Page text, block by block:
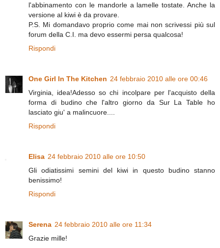
l'abbinamento con le mandorle a lamelle tostate. Anche la
versione al kiwi è da provare.
P.S. Mi domandavo proprio come mai non scrivessi più sul
forum della C.I. ma devo essermi persa qualcosa!
Rispondi
One Girl In The Kitchen 24 febbraio 2010 alle ore 00:46
Virginia, idea!Adesso so chi incolpare per l'acquisto della
forma di budino che l'altro giorno da Sur La Table ho
lasciato giu' a malincuore....
Rispondi
Elisa 24 febbraio 2010 alle ore 10:50
Gli odiatissimi semini del kiwi in questo budino stanno
benissimo!
Rispondi
Serena 24 febbraio 2010 alle ore 11:34
Grazie mille!